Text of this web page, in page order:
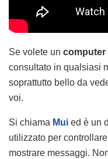
Se volete un computer
consultato in qualsiasi
soprattutto bello da
voi.
Si chiama Mui ed è un
utilizzato per
mostrare messaggi.